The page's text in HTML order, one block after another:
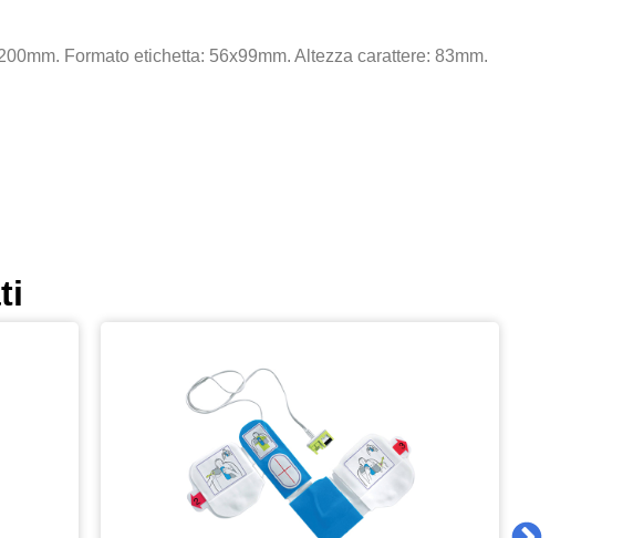
Formato etichetta: 56x99mm. Altezza carattere: 83mm.